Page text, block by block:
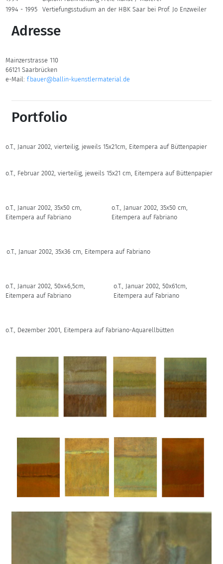
1994 - 1995
Vertiefungsstudium an der HBK Saar bei Prof. Jo Enzweiler
Adresse
Mainzerstrasse 110
66121 Saarbrücken
e-Mail:f.bauer@ballin-kuenstlermaterial.de
Portfolio
o.T., Januar 2002, vierteilig, jeweils 15x21cm, Eitempera auf Büttenpapier
o.T., Februar 2002, vierteilig, jeweils 15x21 cm, Eitempera auf Büttenpapier
o.T., Januar 2002, 35x50 cm,
Eitempera auf Fabriano
o.T., Januar 2002, 35x50 cm,
Eitempera auf Fabriano
o.T., Januar 2002, 35x36 cm, Eitempera auf Fabriano
o.T., Januar 2002, 50x46,5cm,
Eitempera auf Fabriano
o.T., Januar 2002, 50x61cm,
Eitempera auf Fabriano
o.T., Dezember 2001, Eitempera auf Fabriano-Aquarellbütten